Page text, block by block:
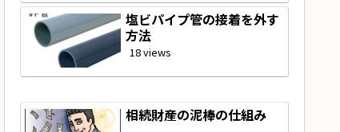
塩ビパイプ管の接着を外す
方法
18 views
相続財産の泥棒の仕組み